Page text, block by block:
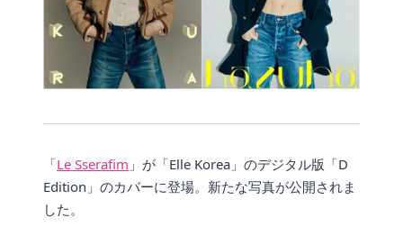
「Le Sserafim 」が「Elle Korea」のデジタル版「D
Edition」のカバーに登場。新たな写真が公開されま
した。